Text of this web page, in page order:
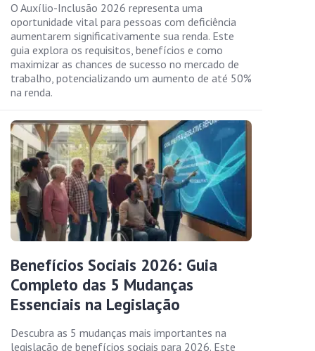
O Auxílio-Inclusão 2026 representa uma
oportunidade vital para pessoas com deficiência
aumentarem significativamente sua renda. Este
guia explora os requisitos, benefícios e como
maximizar as chances de sucesso no mercado de
trabalho, potencializando um aumento de até 50%
na renda.
Benefícios Sociais 2026: Guia
Completo das 5 Mudanças
Essenciais na Legislação
Descubra as 5 mudanças mais importantes na
legislação de benefícios sociais para 2026. Este